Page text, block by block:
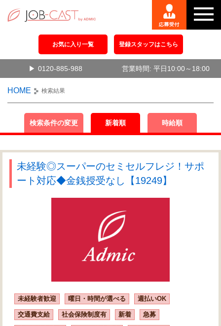
お気に入り一覧 登録スタッフはこちら
0120-885-988 営業時間: 平日10:00～18:00
HOME 検索結果
検索条件の変更 新着順 時給順
未経験◎スーパーのセミセルフレジ！サポ
ート対応◆金銭授受なし【19249】
未経験者歓迎 曜日・時間が選べる 週払いOK
交通費支給 社会保険制度有 新着 急募